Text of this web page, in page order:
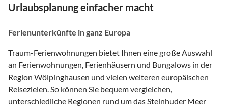
Urlaubsplanung einfacher macht
Ferienunterkünfte in ganz Europa
Traum-Ferienwohnungen bietet Ihnen eine große Auswahl
an Ferienwohnungen, Ferienhäusern und Bungalows in der
Region Wölpinghausen und vielen weiteren europäischen
Reisezielen. So können Sie bequem vergleichen,
unterschiedliche Regionen rund um das Steinhuder Meer